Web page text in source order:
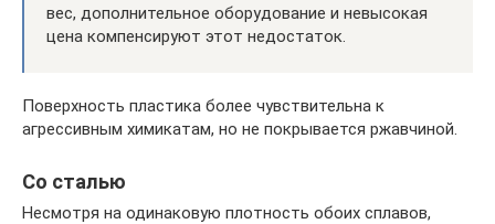
вес, дополнительное оборудование и невысокая
цена компенсируют этот недостаток.
Поверхность пластика более чувствительна к
агрессивным химикатам, но не покрывается ржавчиной.
Со сталью
Несмотря на одинаковую плотность обоих сплавов,